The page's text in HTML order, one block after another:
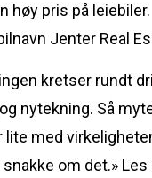
høy pris på leiebiler.
kretser rundt
nytekning. Så
med
snakke om det.»